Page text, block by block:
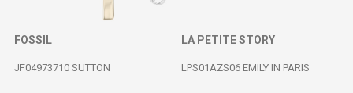
FOSSIL
JF04973710 SUTTON
LA PETITE STORY
LPS01AZS06 EMILY IN PARIS